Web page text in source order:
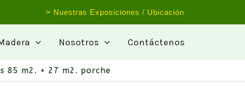
> Nuestras Exposiciones / Ubicación
Nosotros Contáctenos
85 m2. + 27 m2. porche